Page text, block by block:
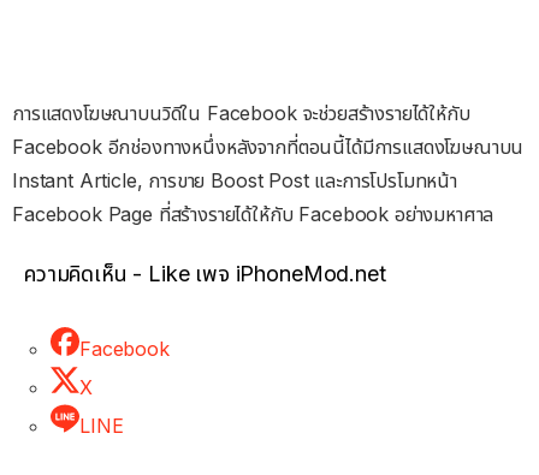
การแสดงโฆษณาบนวิดีใน Facebook จะช่วยสร้างรายได้ให้กับ
Facebook อีกช่องทางหนึ่งหลังจากที่ตอนนี้ได้มีการแสดงโฆษณาบน
Instant Article, การขาย Boost Post และการโปรโมทหน้า
Facebook Page ที่สร้างรายได้ให้กับ Facebook อย่างมหาศาล
ความคิดเห็น - Like เพจ iPhoneMod.net
Facebook
X
LINE